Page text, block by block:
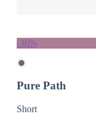
-36%
Pure Path
Short